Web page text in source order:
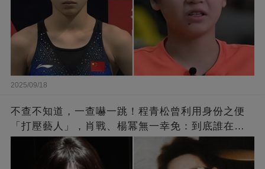
2025/09/18
不查不知道，一查嚇一跳！程青松曾利用身份之便
「打壓藝人」，肖戰、楊冪無一幸免：到底誰在給